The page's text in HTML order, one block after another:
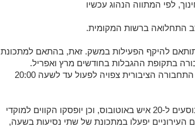
לפי המתווה הנהוג עכשיו
התחלואה ברשות המקומית.
להיקף הפעילות במשק. זאת, בהתאם למתכונת
בתקופת ההגבלות בחודשים מרץ ואפריל.
מגבלות אלה טרם נקבעו, אך התחבורה הציבורית צפויה לפעול עד לשעה 20:00
כמו כן, צפוי צמצום בכמות הנוסעים ל-20 איש באוטובוס, וכן יופסקו הקווים למוקדי
העירוניים יפעלו במתכונת של שתי נסיעות בשעה,